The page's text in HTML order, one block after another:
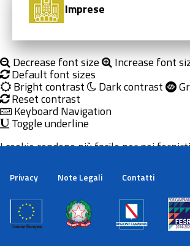
Imprese
Decrease font size Increase font
Default font sizes
Bright contrast Dark contrast
Reset contrast
Keyboard Navigation
Toggle underline
Privacy Note Legali Contatti
I cookie rendono più facile per noi
cookie.
Maggiori informazioni